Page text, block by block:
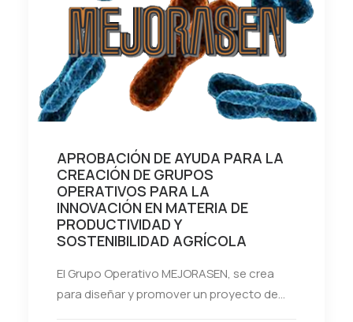
APROBACIÓN DE AYUDA PARA LA
CREACIÓN DE GRUPOS
OPERATIVOS PARA LA
INNOVACIÓN EN MATERIA DE
PRODUCTIVIDAD Y
SOSTENIBILIDAD AGRÍCOLA
El Grupo Operativo MEJORASEN, se crea
para diseñar y promover un proyecto de…